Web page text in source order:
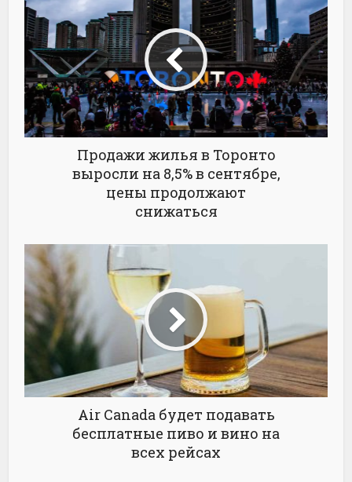
Продажи жилья в Торонто
выросли на 8,5% в сентябре,
цены продолжают
снижаться
Air Canada будет подавать
бесплатные пиво и вино на
всех рейсах